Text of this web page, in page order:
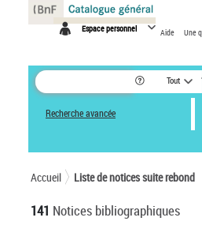
Espace personnel Aide Une
Tout
Recherche avancée
Accueil Liste de notices suite rebond
141 Notices bibliographiques
Panneau de gestion des cookies